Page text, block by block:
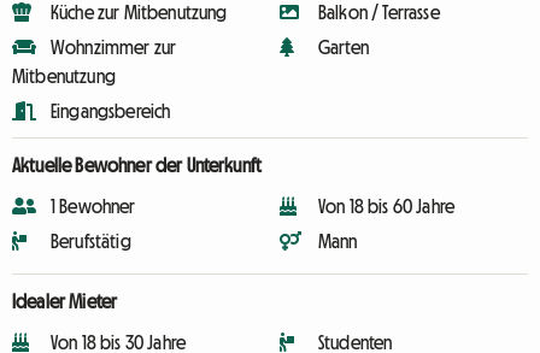
Küche zur Mitbenutzung
Wohnzimmer zur
Mitbenutzung
Eingangsbereich
Balkon / Terrasse
Garten
Aktuelle Bewohner der Unterkunft
1 Bewohner
Berufstätig
Von 18 bis 60 Jahre
Mann
Idealer Mieter
Von 18 bis 30 Jahre
Studenten